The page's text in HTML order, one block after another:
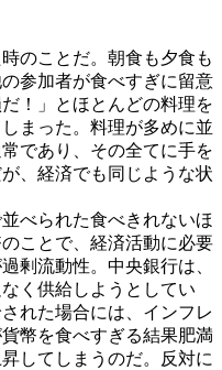
のことだ。朝食も夕食も
参加者が食べすぎに留意
！」とほとんどの料理を
まった。料理が多めに並
であり、その全てに手を
、経済でも同じような状
べられた食べきれないほ
ことで、経済活動に必要
剰流動性。中央銀行は、
く供給しようとしてい
れた場合には、インフレ
幣を食べすぎる結果肥満
してしまうのだ。反対に